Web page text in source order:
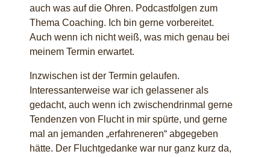
auch was auf die Ohren. Podcastfolgen zum
Thema Coaching. Ich bin gerne vorbereitet.
Auch wenn ich nicht weiß, was mich genau bei
meinem Termin erwartet.
Inzwischen ist der Termin gelaufen.
Interessanterweise war ich gelassener als
gedacht, auch wenn ich zwischendrinmal gerne
Tendenzen von Flucht in mir spürte, und gerne
mal an jemanden „erfahreneren“ abgegeben
hätte. Der Fluchtgedanke war nur ganz kurz da,